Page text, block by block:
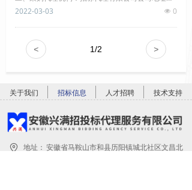
业技术能力；（4）有依法缴纳税收和社会保障资
金的良好记录； （5）参加采
市市北区敦化路大厦三、项目名称：科技大学设备
任的能力 （2）具有良好的商业信誉和健全的财务
会计制度；（3）具有履行合同所必需的设备和专
金的良好记录； （5）参加采
넶 0
2022-03-03
< >
1/2
关于我们 招标信息 人才招聘 技术支持
地址： 安徽省马鞍山市和县历阳镇城北社区文昌北